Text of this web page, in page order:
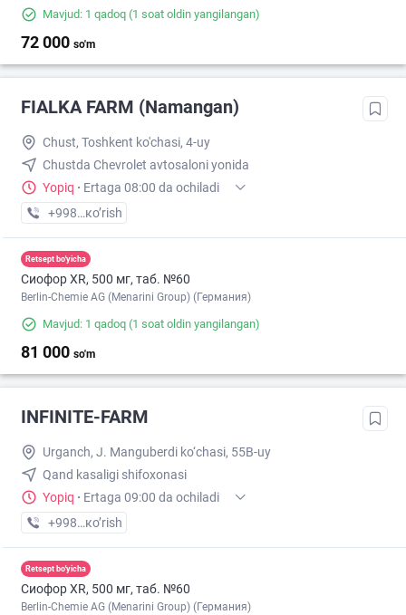
Mavjud: 1 qadoq (1 soat oldin yangilangan)
72 000 so'm
FIALKA FARM (Namangan)
Chust, Toshkent ko'chasi, 4-uy
Chustda Chevrolet avtosaloni yonida
Yopiq · Ertaga 08:00 da ochiladi
+998 (94) XXX-XX-XX
кo’rish
Retsept bo'yicha
Сиофор XR, 500 мг, таб. №60
Berlin-Chemie AG (Menarini Group) (Германия)
Mavjud: 1 qadoq (1 soat oldin yangilangan)
81 000 so'm
INFINITE-FARM
Urganch, J. Manguberdi ko‘chasi, 55B-uy
Qand kasaligi shifoxonasi
Yopiq · Ertaga 09:00 da ochiladi
+998 (93) XXX-XX-XX
кo’rish
Retsept bo'yicha
Сиофор XR, 500 мг, таб. №60
Berlin-Chemie AG (Menarini Group) (Германия)